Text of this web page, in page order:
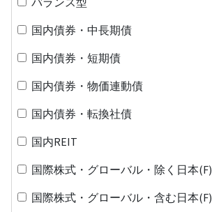
国内債券・中長期債
国内債券・短期債
国内債券・物価連動債
国内債券・転換社債
国内REIT
国際株式・グローバル・除く日本(F)
国際株式・グローバル・含む日本(F)